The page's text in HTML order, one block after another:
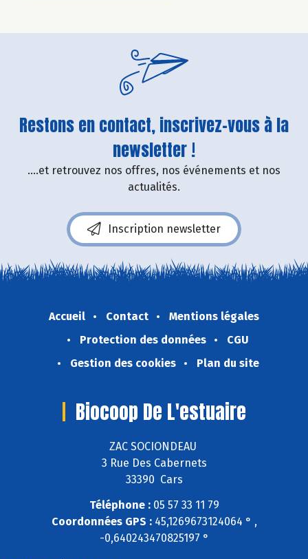
Restons en contact, inscrivez-vous à la
newsletter !
....et retrouvez nos offres, nos événements et nos
actualités.
Inscription newsletter
Accueil Contact
Mentions légales
Protection des données
CGU
Gestion des cookies
Plan du site
Biocoop De L'estuaire
ZAC SOCIONDEAU
3 Rue Des Cabernets
33390 Cars
Téléphone :05 57 33 11 79
Coordonnées GPS :45,1269673124064 ° ,
-0,640243470825197 °